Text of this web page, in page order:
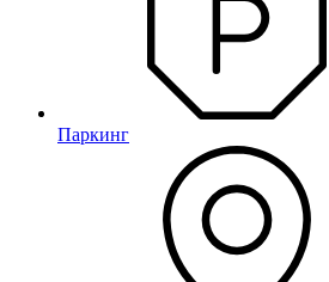
Паркинг